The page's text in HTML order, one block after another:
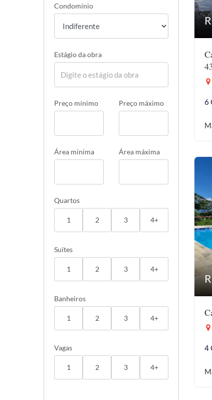
Condomínio
Estágio da obra
Preço mínimo Preço máximo
Área mínima Área máxima
Quartos
1 2 3 4+
Suítes
1 2 3 4+
Banheiros
1 2 3 4+
Vagas
1 2 3 4+
6
4